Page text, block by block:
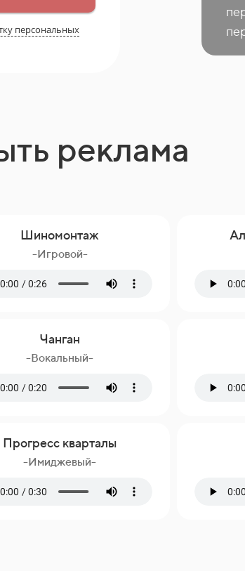
персональных
реклама
Шиномонтаж
-Игровой-
Чанган
-Вокальный-
Прогресс кварталы
-Имиджевый-